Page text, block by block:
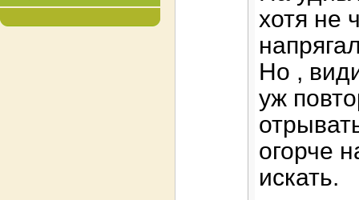
хотя не
Но ,
уж
огорче
искать.